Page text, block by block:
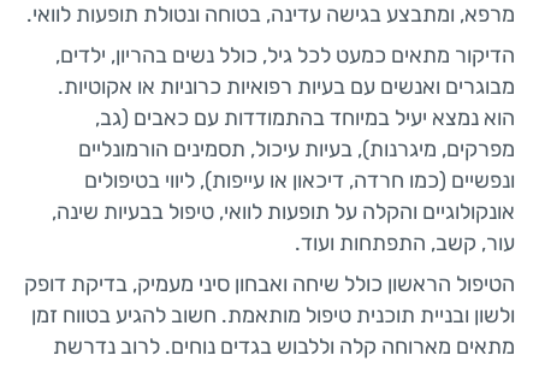
מרפא, ומתבצע בגישה עדינה, בטוחה ונטולת תופעות לוואי.
הדיקור מתאים כמעט לכל גיל, כולל נשים בהריון, ילדים,
מבוגרים ואנשים עם בעיות רפואיות כרוניות או אקוטיות.
הוא נמצא יעיל במיוחד בהתמודדות עם כאבים (גב,
מפרקים, מיגרנות), בעיות עיכול, תסמינים הורמונליים
ונפשיים (כמו חרדה, דיכאון או עייפות), ליווי בטיפולים
אונקולוגיים והקלה על תופעות לוואי, טיפול בבעיות שינה,
עור, קשב, התפתחות ועוד.
הטיפול הראשון כולל שיחה ואבחון סיני מעמיק, בדיקת דופק
ולשון ובניית תוכנית טיפול מותאמת. חשוב להגיע בטווח זמן
מתאים מארוחה קלה וללבוש בגדים נוחים. לרוב נדרשת